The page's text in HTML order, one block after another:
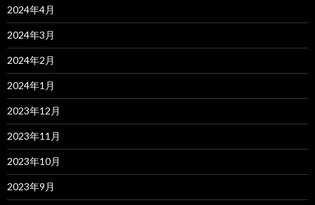
2024年4月
2024年3月
2024年2月
2024年1月
2023年12月
2023年11月
2023年10月
2023年9月